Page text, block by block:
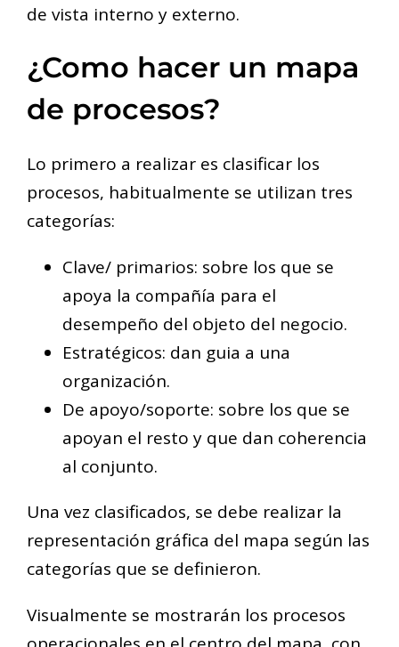
de vista interno y externo.
¿Como hacer un mapa
de procesos?
Lo primero a realizar es clasificar los
procesos, habitualmente se utilizan tres
categorías:
Clave/ primarios: sobre los que se
apoya la compañía para el
desempeño del objeto del negocio.
Estratégicos: dan guia a una
organización.
De apoyo/soporte: sobre los que se
apoyan el resto y que dan coherencia
al conjunto.
Una vez clasificados, se debe realizar la
representación gráfica del mapa según las
categorías que se definieron.
Visualmente se mostrarán los procesos